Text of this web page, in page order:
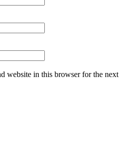
website in this browser for the next